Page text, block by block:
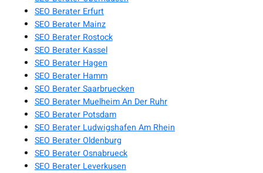
SEO Berater Erfurt
SEO Berater Mainz
SEO Berater Rostock
SEO Berater Kassel
SEO Berater Hagen
SEO Berater Hamm
SEO Berater Saarbruecken
SEO Berater Muelheim An Der Ruhr
SEO Berater Potsdam
SEO Berater Ludwigshafen Am Rhein
SEO Berater Oldenburg
SEO Berater Osnabrueck
SEO Berater Leverkusen